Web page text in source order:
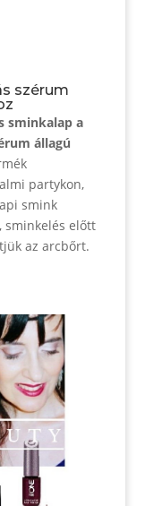
szérum
sminkalap a
állagú
partykon,
smink
előtt
az arcbőrt.